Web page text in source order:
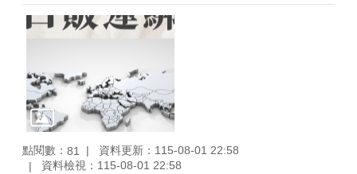
點閱數： 81
資料更新：115-08-01 22:58
資料檢視：115-08-01 22:58